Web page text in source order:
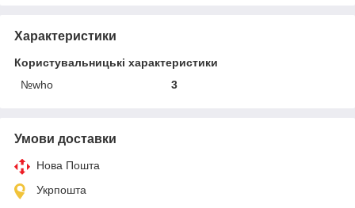
Характеристики
Користувальницькі характеристики
№who
3
Умови доставки
Нова Пошта
Укрпошта